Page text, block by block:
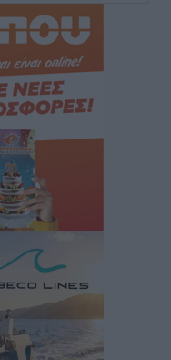
ξανά το
από τη Λέσχη
– Πάνω από 1 εκατ.
των